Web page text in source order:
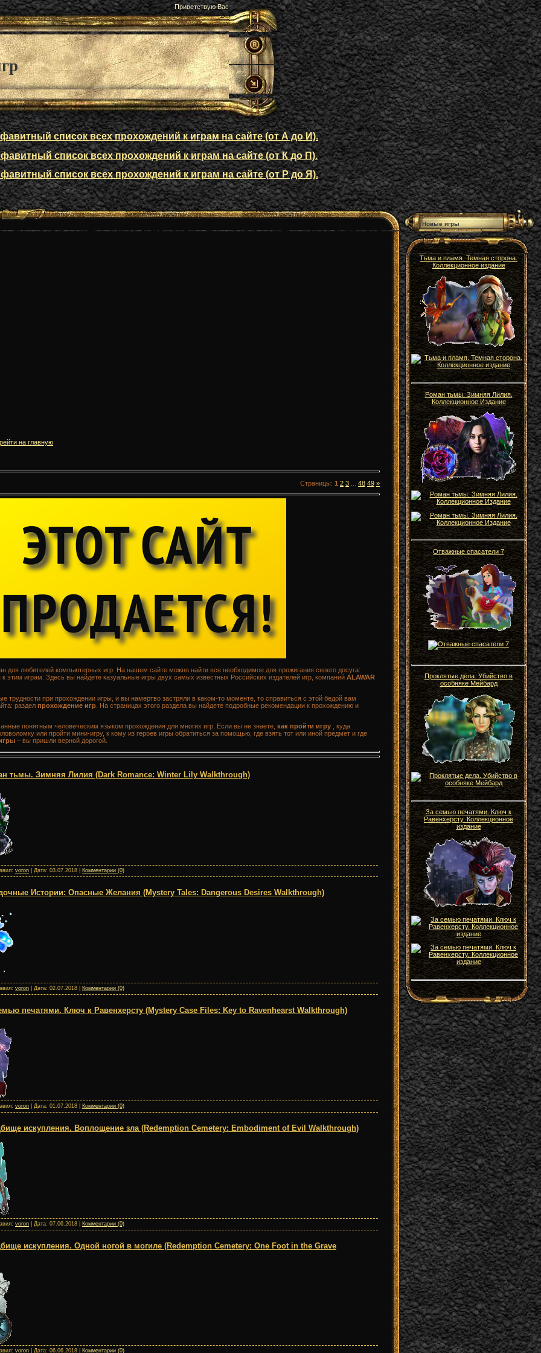
Приветствую Вас
список всех прохождений к играм на сайте (от А до И).
список всех прохождений к играм на сайте (от К до П).
список всех прохождений к играм на сайте (от Р до Я).
на главную
Страницы: 1 2 3 48 49 »
для любителей компьютерных игр. На нашем сайте можно найти все необходимое для прожигания своего досуга:
этим играм. Здесь вы найдете казуальные игры двух самых известных Российских издателей игр, компаний ALAWAR
трудности при прохождении игры, и вы намертво застряли в каком-то моменте, то справиться с этой бедой вам
раздел прохождение игр . На страницах этого раздела вы найдете подробные рекомендации к прохождению и
понятным человеческим языком прохождения для многих игр. Если вы не знаете, как пройти игру
, куда
или пройти мини-игру, к кому из героев игры обратиться за помощью, где взять тот или иной предмет и где
– вы пришли верной дорогой.
тьмы. Зимняя Лилия (Dark Romance: Winter Lily Walkthrough)
voron | Дата: 03.07.2018 Комментарии (0)
Истории: Опасные Желания (Mystery Tales: Dangerous Desires Walkthrough)
voron | Дата: 02.07.2018 Комментарии (0)
печатями. Ключ к Равенхерсту (Mystery Case Files: Key to Ravenhearst Walkthrough)
voron | Дата: 01.07.2018 Комментарии (0)
искупления. Воплощение зла (Redemption Cemetery: Embodiment of Evil Walkthrough)
voron | Дата: 07.06.2018 Комментарии (0)
искупления. Одной ногой в могиле (Redemption Cemetery: One Foot in the Grave
voron | Дата: 06.06.2018 Комментарии (0)
Новые игры
Тьма и пламя. Темная сторона.
Коллекционное издание
Роман тьмы. Зимняя Лилия.
Коллекционное Издание
Отважные спасатели 7
Проклятые дела. Убийство в
особняке Мейбард
За семью печатями. Ключ к
Равенхерсту. Коллекционное
издание